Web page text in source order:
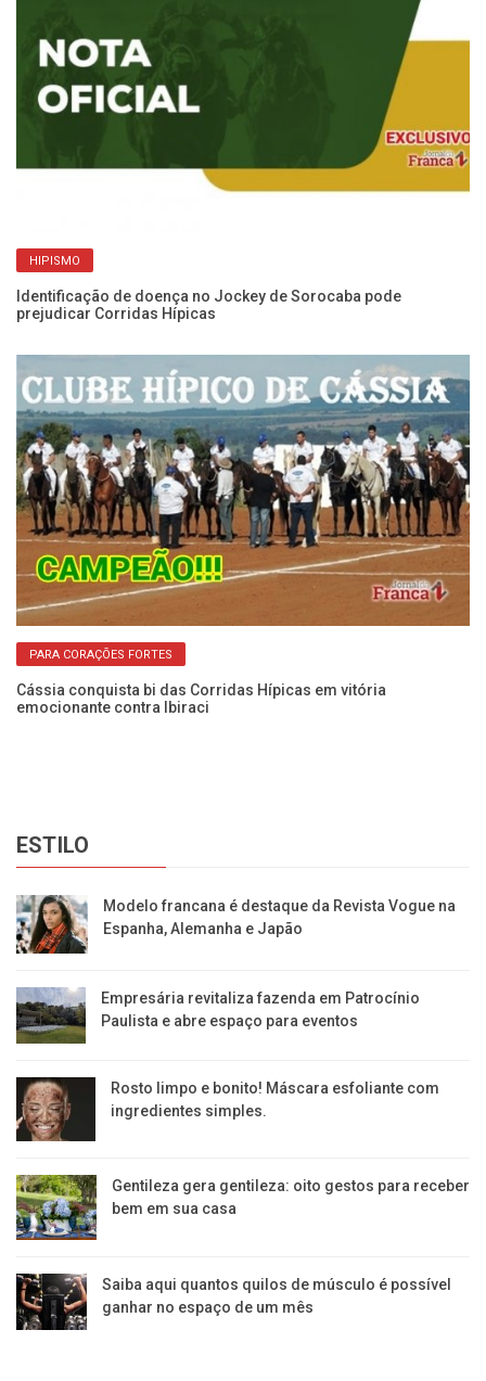
HIPISMO
Identificação de doença no Jockey de Sorocaba pode
prejudicar Corridas Hípicas
PARA CORAÇÕES FORTES
Cássia conquista bi das Corridas Hípicas em vitória
emocionante contra Ibiraci
ESTILO
Modelo francana é destaque da Revista Vogue na
Espanha, Alemanha e Japão
Empresária revitaliza fazenda em Patrocínio
Paulista e abre espaço para eventos
Rosto limpo e bonito! Máscara esfoliante com
ingredientes simples.
Gentileza gera gentileza: oito gestos para receber
bem em sua casa
Saiba aqui quantos quilos de músculo é possível
ganhar no espaço de um mês